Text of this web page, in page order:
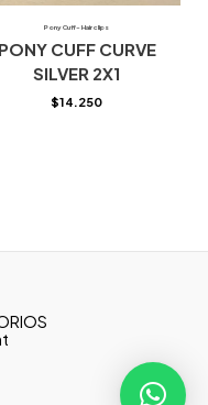
Pony Cuff- Hair clips
PONY CUFF CURVE
SILVER 2X1
$14.250